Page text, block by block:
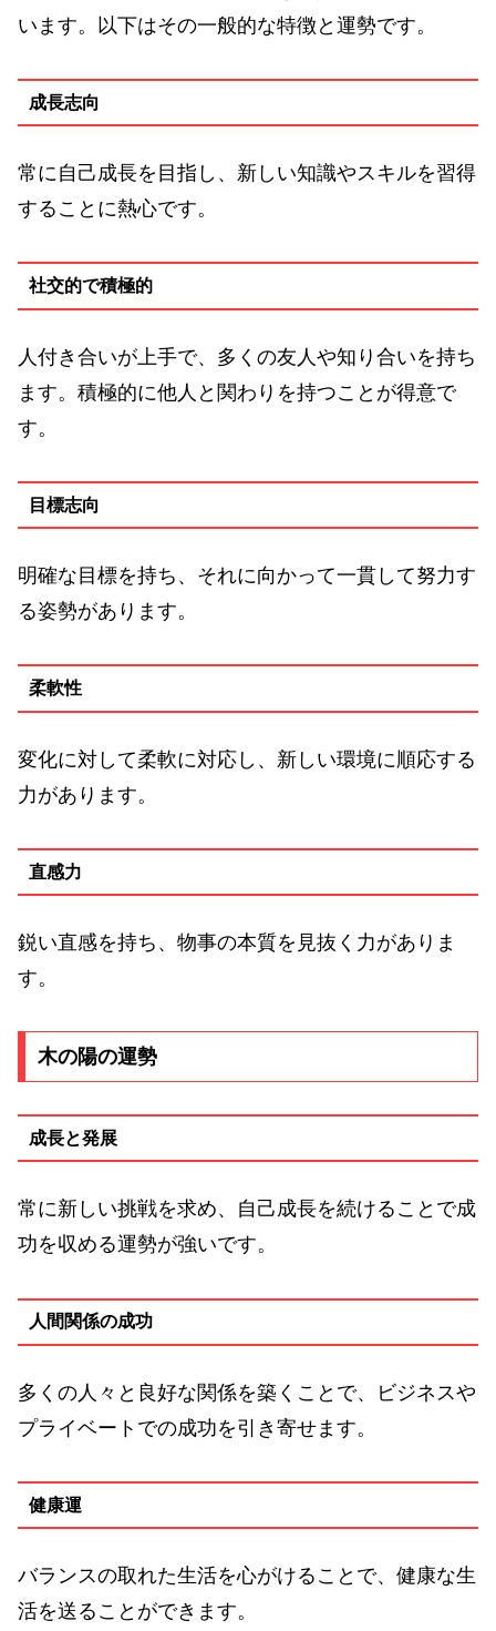
います。以下はその一般的な特徴と運勢です。
成長志向
常に自己成長を目指し、新しい知識やスキルを習得
することに熱心です。
社交的で積極的
人付き合いが上手で、多くの友人や知り合いを持ち
ます。積極的に他人と関わりを持つことが得意で
す。
目標志向
明確な目標を持ち、それに向かって一貫して努力す
る姿勢があります。
柔軟性
変化に対して柔軟に対応し、新しい環境に順応する
力があります。
直感力
鋭い直感を持ち、物事の本質を見抜く力がありま
す。
木の陽の運勢
成長と発展
常に新しい挑戦を求め、自己成長を続けることで成
功を収める運勢が強いです。
人間関係の成功
多くの人々と良好な関係を築くことで、ビジネスや
プライベートでの成功を引き寄せます。
健康運
バランスの取れた生活を心がけることで、健康な生
活を送ることができます。